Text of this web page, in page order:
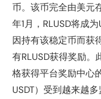
币。该币完全由美元
年1月，RLUSD将成
因持有该稳定币而获
有RLUSD获得奖励。
格获得平台奖励中心
USDT）受到越来越